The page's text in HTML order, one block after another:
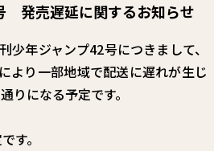
らせ
発売遅延に関するお知らせ
少年ジャンプ42号につきまして、
より一部地域で配送に遅れが生じ
りになる予定です。
す。